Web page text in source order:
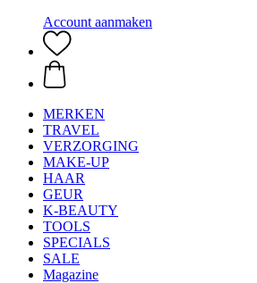
Account aanmaken
MERKEN
TRAVEL
VERZORGING
MAKE-UP
HAAR
GEUR
K-BEAUTY
TOOLS
SPECIALS
SALE
Magazine